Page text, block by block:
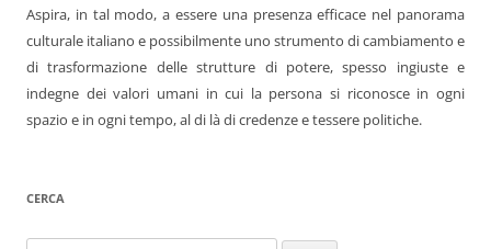
Aspira, in tal modo, a essere una presenza efficace nel panorama
culturale italiano e possibilmente uno strumento di cambiamento e
di trasformazione delle strutture di potere, spesso ingiuste e
indegne dei valori umani in cui la persona si riconosce in ogni
spazio e in ogni tempo, al di là di credenze e tessere politiche.
CERCA